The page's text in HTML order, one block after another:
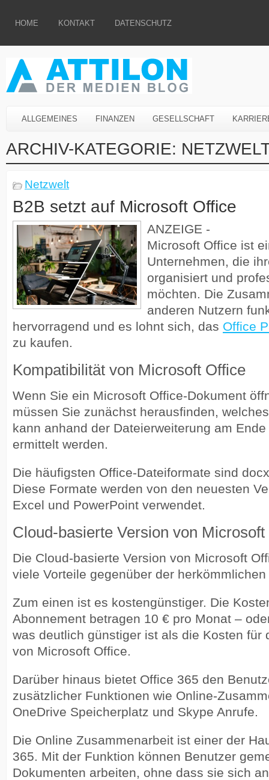
HOME KONTAKT DATENSCHUTZ
ALLGEMEINES FINANZEN GESELLSCHAFT
ARCHIV-KATEGORIE:
Netzwelt
B2B setzt auf Microsoft Office
ANZEIGE -
Microsoft Office ist
Unternehmen, die
organisiert und
möchten. Die
anderen Nutzern
hervorragend und es lohnt sich, das Office
zu kaufen.
Kompatibilität von Microsoft Office
Wenn Sie ein Microsoft Office-Dokument
müssen Sie zunächst herausfinden,
kann anhand der Dateierweiterung am
ermittelt werden.
Die häufigsten Office-Dateiformate sind
Diese Formate werden von den neuesten
Excel und PowerPoint verwendet.
Cloud-basierte Version von Microsoft
Die Cloud-basierte Version von Microsoft
viele Vorteile gegenüber der
Zum einen ist es kostengünstiger. Die
Abonnement betragen 10 € pro Monat –
was deutlich günstiger ist als die Kosten für
von Microsoft Office.
Darüber hinaus bietet Office 365 den
zusätzlicher Funktionen wie Online-
OneDrive Speicherplatz und Skype Anrufe.
Die Online Zusammenarbeit ist einer der
365. Mit der Funktion können Benutzer
Dokumenten arbeiten, ohne dass sie sich